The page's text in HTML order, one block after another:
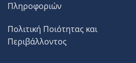
Πληροφοριών
Πολιτική Ποιότητας και
Περιβάλλοντος